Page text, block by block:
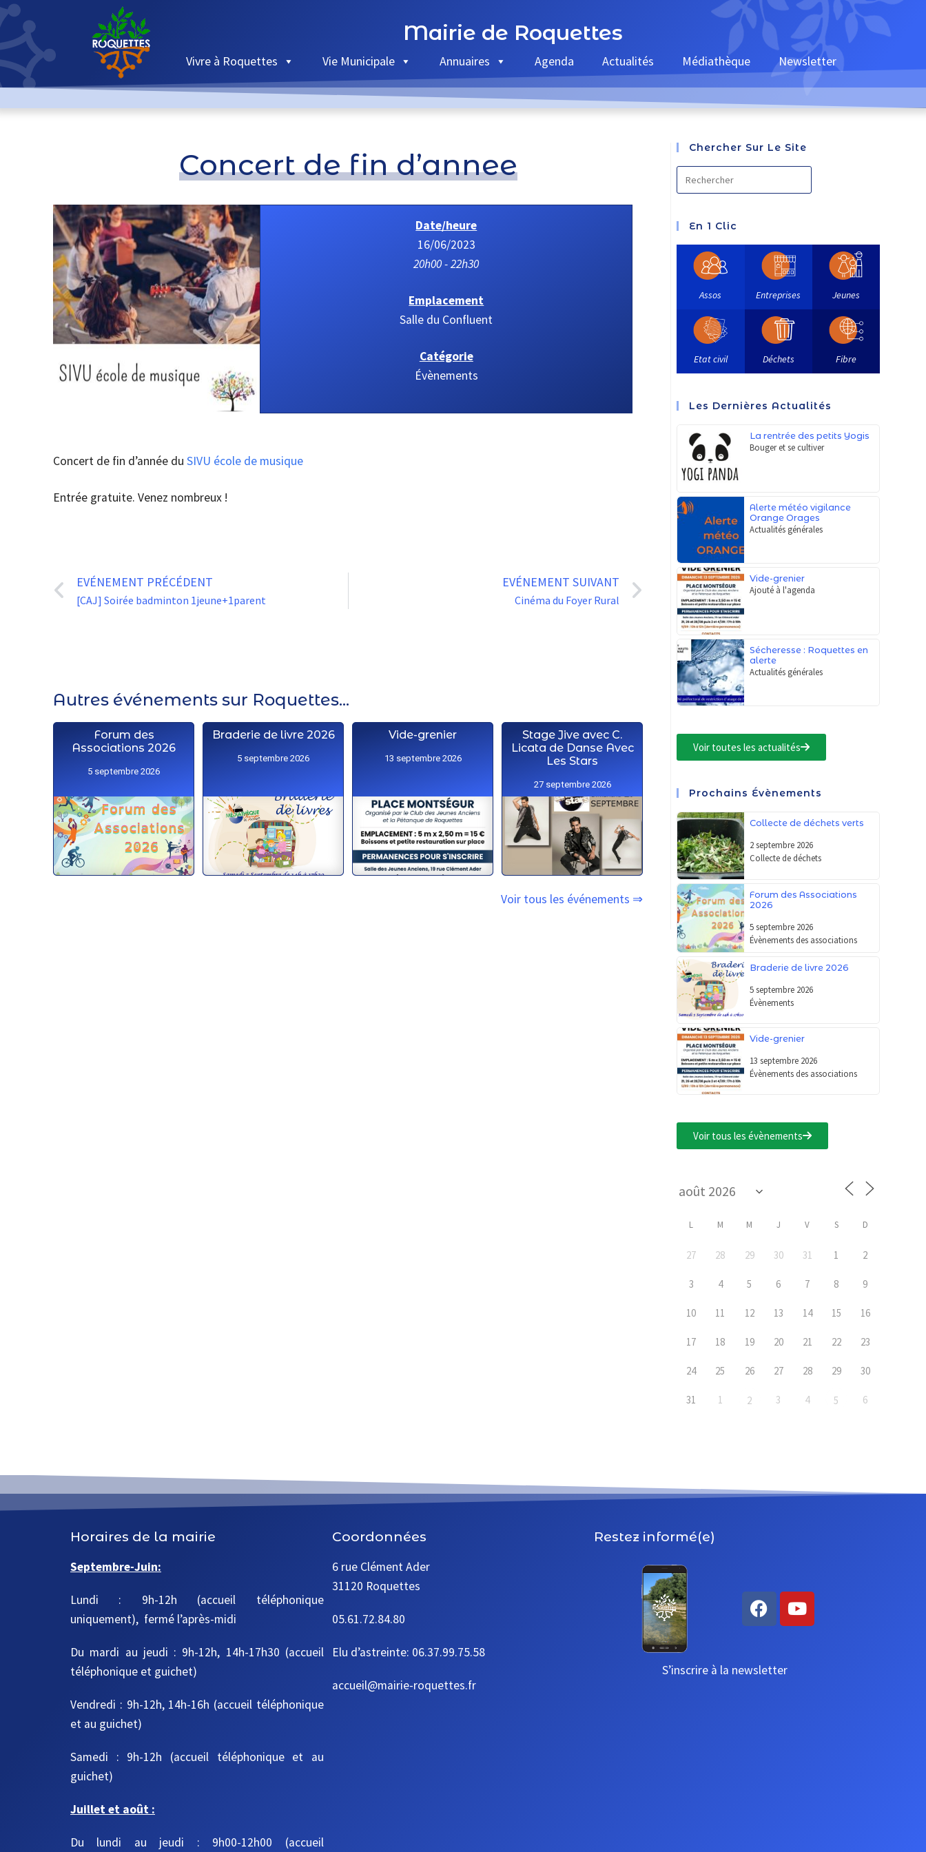
Mairie de Roquettes
Vivre à Roquettes Vie Municipale Annuaires Agenda Actualités Médiathèque Newsletter
Concert de fin d’annee
Date/heure
16/06/2023
20h00 - 22h30
Emplacement
Salle du Confluent
Catégorie
Évènements
Concert de fin d’année duSIVU école de musique
Entrée gratuite. Venez nombreux !
EVÉNEMENT PRÉCÉDENT
[CAJ] Soirée badminton 1jeune+1parent
EVÉNEMENT SUIVANT
Cinéma du Foyer Rural
Autres événements sur Roquettes...
Forum des
Associations 2026
5 septembre 2026
Braderie de livre 2026
5 septembre 2026
Vide-grenier
13 septembre 2026
Stage Jive avec C.
Licata de Danse Avec
Les Stars
27 septembre 2026
Voir tous les événements ⇒
Chercher Sur Le Site
En 1 Clic
Assos Entreprises Jeunes
Etat civil Déchets Fibre
Les Dernières Actualités
La rentrée des petits Yogis
Bouger et se cultiver
Alerte météo vigilance
Orange Orages
Actualités générales
Vide-grenier
Ajouté à l'agenda
Sécheresse : Roquettes en
alerte
Actualités générales
Voir toutes les actualités
Prochains Évènements
Collecte de déchets verts
2 septembre 2026
Collecte de déchets
Forum des Associations
2026
5 septembre 2026
Évènements des associations
Braderie de livre 2026
5 septembre 2026
Évènements
Vide-grenier
13 septembre 2026
Évènements des associations
Voir tous les évènements
L M M J V S D
27 28 29 30 31 1 2
3 4 5 6 7 8 9
10 11 12 13 14 15 16
17 18 19 20 21 22 23
24 25 26 27 28 29 30
31 1 2 3 4 5 6
Horaires de la mairie
Septembre-Juin:
Lundi : 9h-12h (accueil téléphonique
uniquement), fermé l’après-midi
Du mardi au jeudi : 9h-12h, 14h-17h30 (accueil
téléphonique et guichet)
Vendredi : 9h-12h, 14h-16h (accueil téléphonique
et au guichet)
Samedi : 9h-12h (accueil téléphonique et au
guichet)
Juillet et août :
Du lundi au jeudi : 9h00-12h00 (accueil
Coordonnées
6 rue Clément Ader
31120 Roquettes
05.61.72.84.80
Elu d’astreinte: 06.37.99.75.58
accueil@mairie-roquettes.fr
Restez informé(e)
S’inscrire à la newsletter